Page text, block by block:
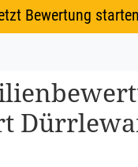
Bewertung